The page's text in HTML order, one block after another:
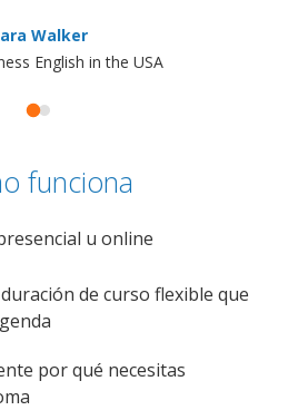
Walker
English in the USA
funciona
u online
de curso flexible que
por qué necesitas